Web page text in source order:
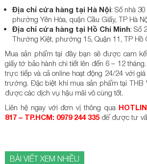
Địa chỉ cửa hàng tại Hà Nội: Số nhà
phường Yên Hòa, quận Cầu Giấy, TP Hà
Địa chỉ cửa hàng tại Hồ Chí Minh: Số
Thường Kiệt, phường 15, Quận 11, TP Hồ
Mua sản phẩm tại đây bạn sẽ được cam
giấy tờ bảo hành chi tiết lên đến 6 – 12
trực tiếp và cả online hoạt động 24/24 với
trường. Đặc biệt khi mua sản phẩm tại THB
được các dịch vụ hậu mãi vô cùng tốt.
Liên hệ ngay với đơn vị thông qua
817 – TP.HCM: 0979 244 335 để được tư
BÀI VIẾT XEM NHIỀU